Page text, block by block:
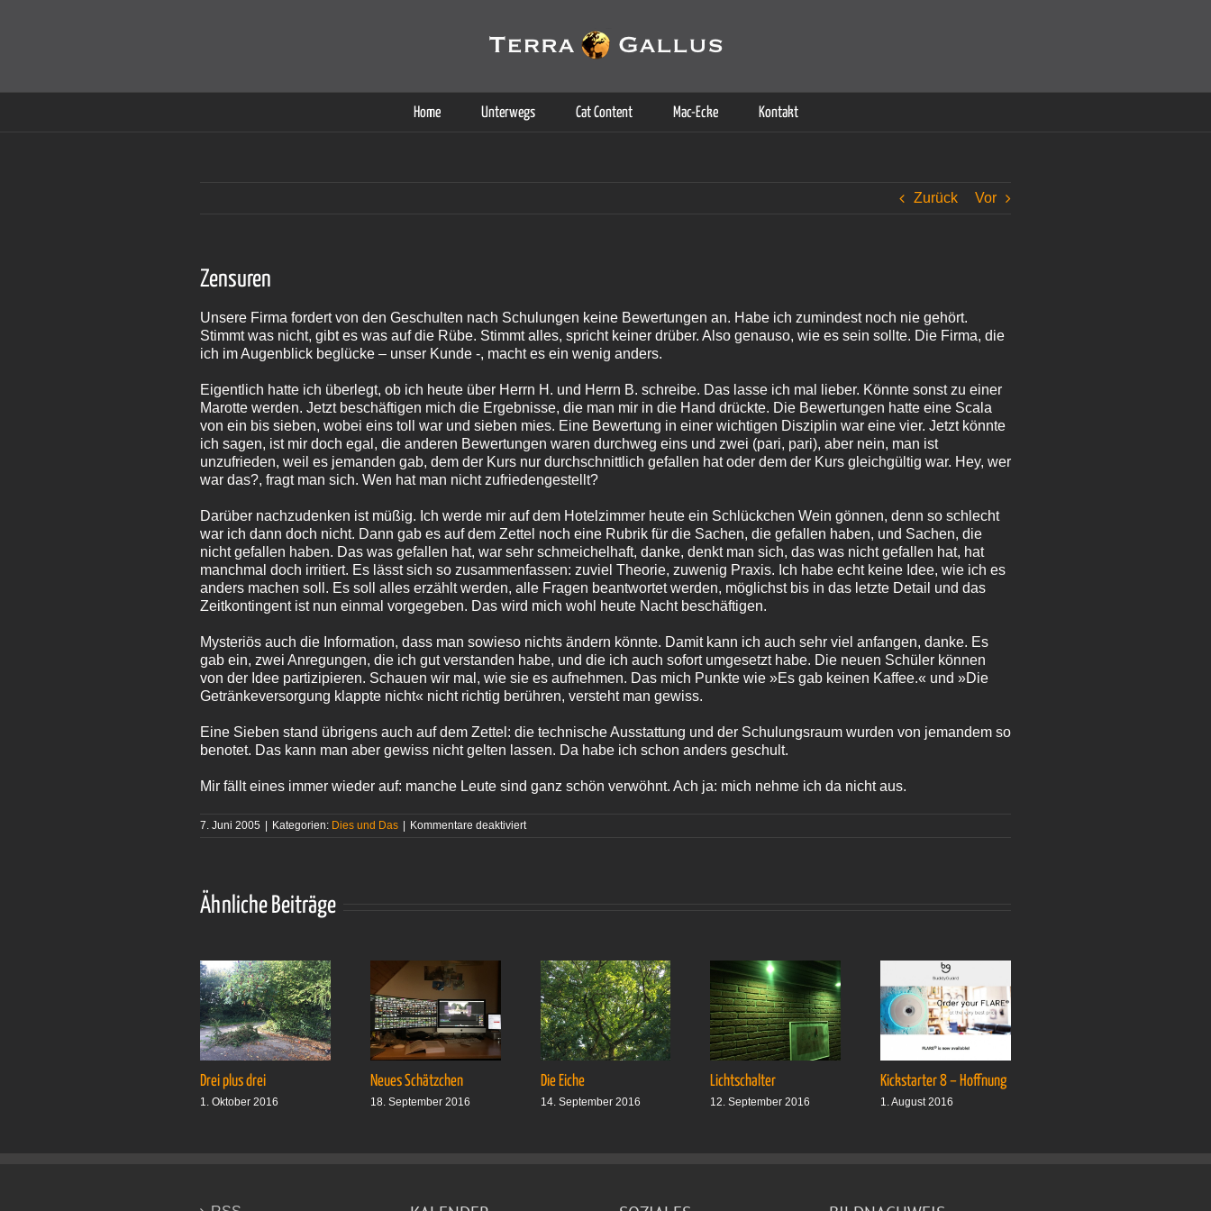
Home Unterwegs Cat Content Mac-Ecke Kontakt
Zurück Vor
Zensuren
Unsere Firma fordert von den Geschulten nach Schulungen keine Bewertungen an. Habe ich zumindest noch nie gehört.
Stimmt was nicht, gibt es was auf die Rübe. Stimmt alles, spricht keiner drüber. Also genauso, wie es sein sollte. Die Firma, die
ich im Augenblick beglücke – unser Kunde -, macht es ein wenig anders.
Eigentlich hatte ich überlegt, ob ich heute über Herrn H. und Herrn B. schreibe. Das lasse ich mal lieber. Könnte sonst zu einer
Marotte werden. Jetzt beschäftigen mich die Ergebnisse, die man mir in die Hand drückte. Die Bewertungen hatte eine Scala
von ein bis sieben, wobei eins toll war und sieben mies. Eine Bewertung in einer wichtigen Disziplin war eine vier. Jetzt könnte
ich sagen, ist mir doch egal, die anderen Bewertungen waren durchweg eins und zwei (pari, pari), aber nein, man ist
unzufrieden, weil es jemanden gab, dem der Kurs nur durchschnittlich gefallen hat oder dem der Kurs gleichgültig war. Hey, wer
war das?, fragt man sich. Wen hat man nicht zufriedengestellt?
Darüber nachzudenken ist müßig. Ich werde mir auf dem Hotelzimmer heute ein Schlückchen Wein gönnen, denn so schlecht
war ich dann doch nicht. Dann gab es auf dem Zettel noch eine Rubrik für die Sachen, die gefallen haben, und Sachen, die
nicht gefallen haben. Das was gefallen hat, war sehr schmeichelhaft, danke, denkt man sich, das was nicht gefallen hat, hat
manchmal doch irritiert. Es lässt sich so zusammenfassen: zuviel Theorie, zuwenig Praxis. Ich habe echt keine Idee, wie ich es
anders machen soll. Es soll alles erzählt werden, alle Fragen beantwortet werden, möglichst bis in das letzte Detail und das
Zeitkontingent ist nun einmal vorgegeben. Das wird mich wohl heute Nacht beschäftigen.
Mysteriös auch die Information, dass man sowieso nichts ändern könnte. Damit kann ich auch sehr viel anfangen, danke. Es
gab ein, zwei Anregungen, die ich gut verstanden habe, und die ich auch sofort umgesetzt habe. Die neuen Schüler können
von der Idee partizipieren. Schauen wir mal, wie sie es aufnehmen. Das mich Punkte wie »Es gab keinen Kaffee.« und »Die
Getränkeversorgung klappte nicht« nicht richtig berühren, versteht man gewiss.
Eine Sieben stand übrigens auch auf dem Zettel: die technische Ausstattung und der Schulungsraum wurden von jemandem so
benotet. Das kann man aber gewiss nicht gelten lassen. Da habe ich schon anders geschult.
Mir fällt eines immer wieder auf: manche Leute sind ganz schön verwöhnt. Ach ja: mich nehme ich da nicht aus.
7. Juni 2005 | Kategorien: Dies und Das | Kommentare deaktiviertfür
Ähnliche Beiträge
Drei plus drei
1. Oktober 2016
Neues Schätzchen
18. September 2016
Die Eiche
14. September 2016
Lichtschalter
12. September 2016
Kickstarter 8 – Hoffnung
1. August 2016
Cookies helfen auf auf dieser Seite bei der Bereitstellung der Dienste. Durch die Nutzung dieser Webseite erklären Sie sich damit einverstanden, dass Cookies gesetzt werden.
Weitere Informationen